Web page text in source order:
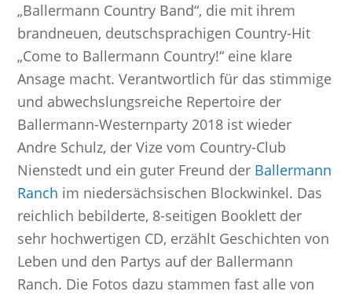
„Ballermann Country Band“, die mit ihrem
brandneuen, deutschsprachigen Country-Hit
„Come to Ballermann Country!“ eine klare
Ansage macht. Verantwortlich für das stimmige
und abwechslungsreiche Repertoire der
Ballermann-Westernparty 2018 ist wieder
Andre Schulz, der Vize vom Country-Club
Nienstedt und ein guter Freund der Ballermann
Ranch im niedersächsischen Blockwinkel. Das
reichlich bebilderte, 8-seitigen Booklett der
sehr hochwertigen CD, erzählt Geschichten von
Leben und den Partys auf der Ballermann
Ranch. Die Fotos dazu stammen fast alle von